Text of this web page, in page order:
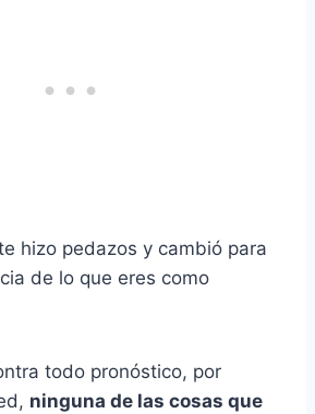
hizo pedazos y cambió para
de lo que eres como
todo pronóstico, por
ninguna de las cosas que